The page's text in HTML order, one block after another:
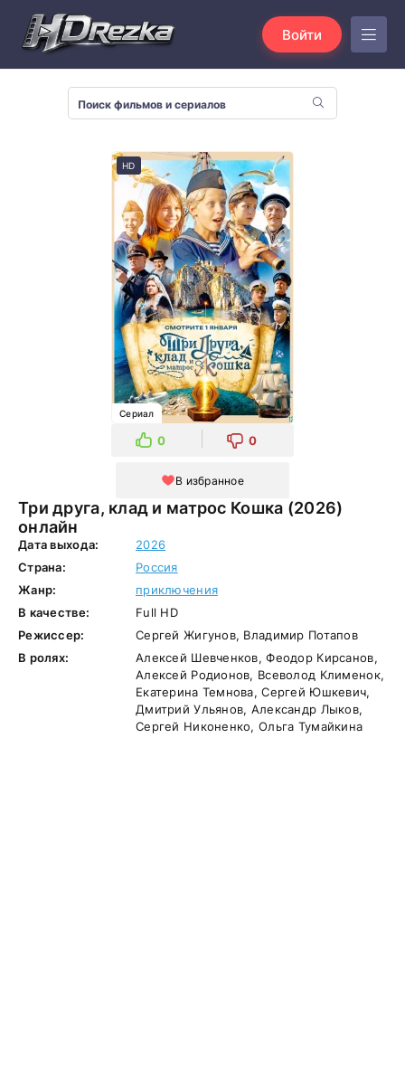
Войти
Три друга, клад и матрос Кошка (2026)
онлайн
HD
Сериал
0 0
В избранное
Дата выхода:
2026
Страна:
Россия
Жанр:
приключения
В качестве:
Full HD
Режиссер:
Сергей Жигунов, Владимир Потапов
В ролях:
Алексей Шевченков, Феодор Кирсанов,
Алексей Родионов, Всеволод Клименок,
Екатерина Темнова, Сергей Юшкевич,
Дмитрий Ульянов, Александр Лыков,
Сергей Никоненко, Ольга Тумайкина